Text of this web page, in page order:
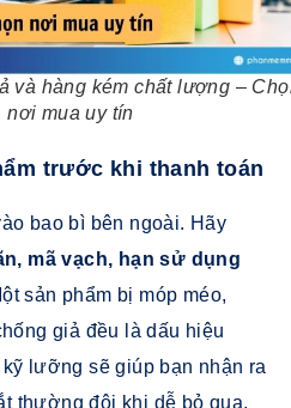
và hàng kém chất lượng –
nơi mua uy tín
trước khi thanh toán
bao bì bên ngoài. Hãy
mã vạch, hạn sử dụng
sản phẩm bị móp méo,
giả đều là dấu hiệu
lưỡng sẽ giúp bạn nhận ra
thường đôi khi dễ bỏ qua.